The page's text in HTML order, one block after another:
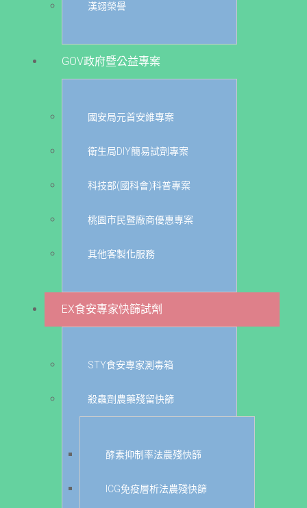
漢翊榮譽
GOV政府暨公益專案
國安局元首安維專案
衛生局DIY簡易試劑專案
科技部(國科會)科普專案
桃園市民暨廠商優惠專案
其他客製化服務
EX食安專家快篩試劑
STY食安專家測毒箱
殺蟲劑農藥殘留快篩
酵素抑制率法農殘快篩
ICG免疫層析法農殘快篩